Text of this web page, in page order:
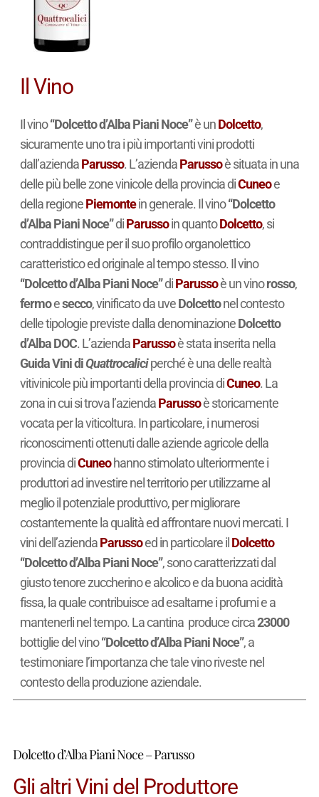
Il Vino
Il vino“Dolcetto d’Alba Piani Noce”è unDolcetto,
sicuramente uno tra i più importanti vini prodotti
dall’aziendaParusso. L’aziendaParussoè situata in una
delle più belle zone vinicole della provincia diCuneoe
della regionePiemontein generale. Il vino“Dolcetto
d’Alba Piani Noce”diParussoin quantoDolcetto, si
contraddistingue per il suo profilo organolettico
caratteristico ed originale al tempo stesso. Il vino
“Dolcetto d’Alba Piani Noce”diParussoè un vinorosso,
fermoesecco, vinificato da uveDolcettonel contesto
delle tipologie previste dalla denominazioneDolcetto
d’Alba DOC. L’aziendaParussoè stata inserita nella
Guida Vini diQuattrocaliciperché è una delle realtà
vitivinicole più importanti della provincia diCuneo. La
zona in cui si trova l’aziendaParussoè storicamente
vocata per la viticoltura. In particolare, i numerosi
riconoscimenti ottenuti dalle aziende agricole della
provincia diCuneohanno stimolato ulteriormente i
produttori ad investire nel territorio per utilizzarne al
meglio il potenziale produttivo, per migliorare
costantemente la qualità ed affrontare nuovi mercati. I
vini dell’aziendaParussoed in particolare il Dolcetto
“Dolcetto d’Alba Piani Noce”, sono caratterizzati dal
giusto tenore zuccherino e alcolico e da buona acidità
fissa, la quale contribuisce ad esaltarne i profumi e a
mantenerli nel tempo. La cantina produce circa23000
bottiglie del vino“Dolcetto d’Alba Piani Noce”, a
testimoniare l’importanza che tale vino riveste nel
contesto della produzione aziendale.
Dolcetto d’Alba Piani Noce – Parusso
Gli altri Vini del Produttore